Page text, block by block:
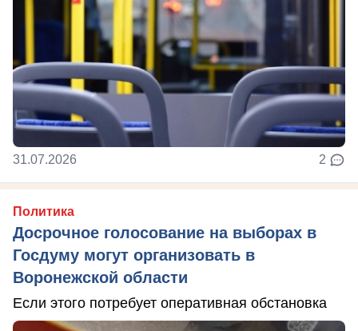
31.07.2026 2
Политика
Досрочное голосование на выборах в
Госдуму могут организовать в
Воронежской области
Если этого потребует оперативная обстановка